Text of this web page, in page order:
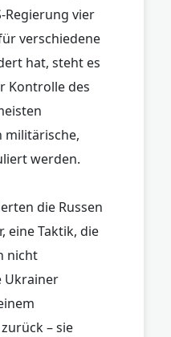
Regierung vier
verschiedene
hat, steht es
Kontrolle des
militärische,
werden.
die Russen
eine Taktik, die
nicht
Ukrainer
– sie